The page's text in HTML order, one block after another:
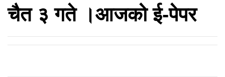
चैत ३ गते ।आजको ई-पेपर